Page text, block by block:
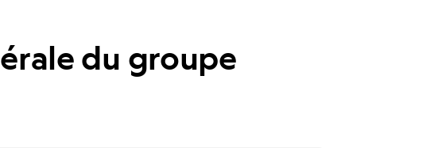
du groupe